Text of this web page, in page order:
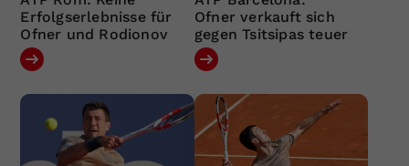
Erfolgserlebnisse für
Ofner und Rodionov
Ofner verkauft sich
gegen Tsitsipas teuer